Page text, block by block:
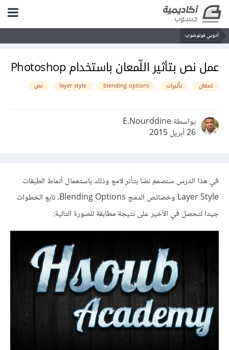
أدوبي فوتوشوب
عمل نص بتأثير اللّمعان باستخدام Photoshop
لمعان تأثيرات blending options
layer style نص
بواسطة E.Nourddine
26 أبريل 2015
في هذا الدرس سنصمم نصًا بتأثرٍ لامع وذلك باستعمال أنماط الطبقات
Layer Style وخصائص الدمج Blending Options. تابع الخطوات
جيدا لتحصل في الأخير على نتيجة مطابقة للصورة التالية: